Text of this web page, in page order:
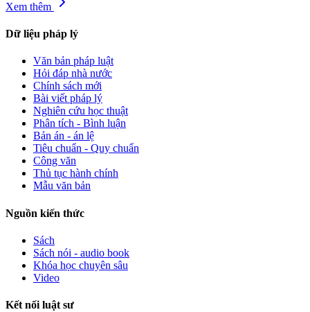
Xem thêm
Dữ liệu pháp lý
Văn bản pháp luật
Hỏi đáp nhà nước
Chính sách mới
Bài viết pháp lý
Nghiên cứu học thuật
Phân tích - Bình luận
Bản án - án lệ
Tiêu chuẩn - Quy chuẩn
Công văn
Thủ tục hành chính
Mẫu văn bản
Nguồn kiến thức
Sách
Sách nói - audio book
Khóa học chuyên sâu
Video
Kết nối luật sư